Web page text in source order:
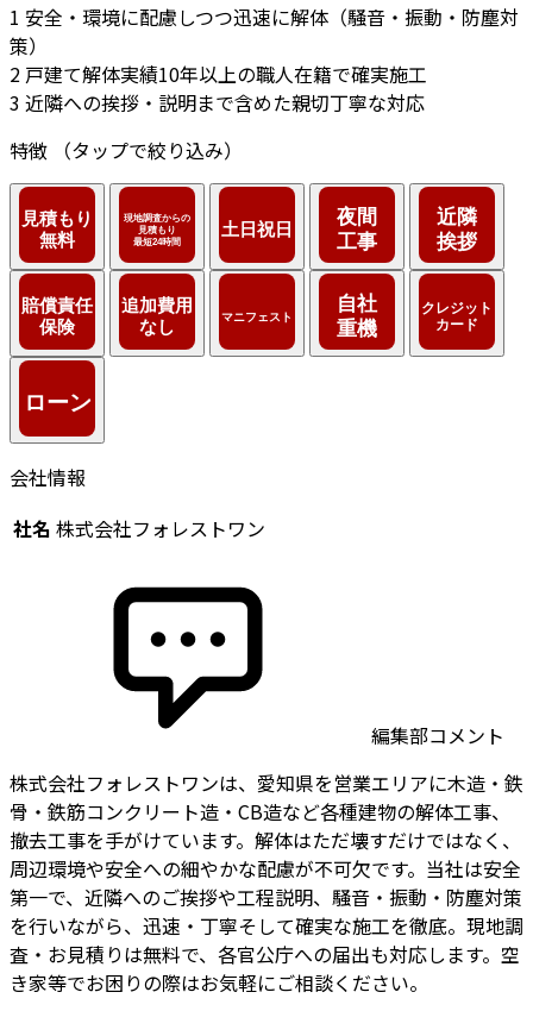
1 安全・環境に配慮しつつ迅速に解体（騒音・振動・防塵対
策）
2 戸建て解体実績10年以上の職人在籍で確実施工
3 近隣への挨拶・説明まで含めた親切丁寧な対応
特徴
（タップで絞り込み）
会社情報
社名 株式会社フォレストワン
編集部コメント
株式会社フォレストワンは、愛知県を営業エリアに木造・鉄
骨・鉄筋コンクリート造・CB造など各種建物の解体工事、
撤去工事を手がけています。解体はただ壊すだけではなく、
周辺環境や安全への細やかな配慮が不可欠です。当社は安全
第一で、近隣へのご挨拶や工程説明、騒音・振動・防塵対策
を行いながら、迅速・丁寧そして確実な施工を徹底。現地調
査・お見積りは無料で、各官公庁への届出も対応します。空
き家等でお困りの際はお気軽にご相談ください。